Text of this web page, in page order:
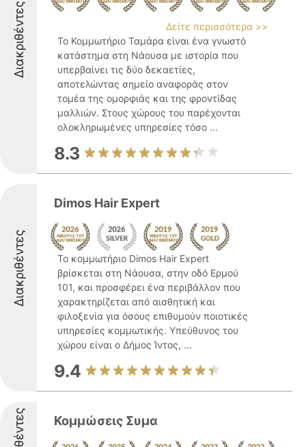
Διακριθέντες
Δείτε περισσότερα >>
Το Κομμωτήριο Ταμάρα είναι ένα γνωστό
κατάστημα στη Νάουσα με ιστορία που
υπερβαίνει τις δύο δεκαετίες,
αποτελώντας σημείο αναφοράς στον
τομέα της ομορφιάς και της φροντίδας
μαλλιών. Στους χώρους του παρέχονται
ολοκληρωμένες υπηρεσίες τόσο ...
8.3
Διακριθέντες
Dimos Hair Expert
Το κομμωτήριο Dimos Hair Expert
βρίσκεται στη Νάουσα, στην οδό Ερμού
101, και προσφέρει ένα περιβάλλον που
χαρακτηρίζεται από αισθητική και
φιλοξενία για όσους επιθυμούν ποιοτικές
υπηρεσίες κομμωτικής. Υπεύθυνος του
χώρου είναι ο Δήμος Ίντος, ...
9.4
Κομμώσεις Συμα